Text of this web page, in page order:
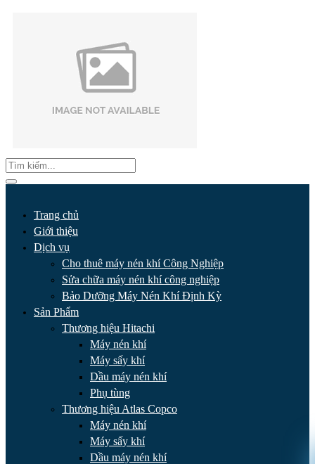
Trang chủ
Giới thiệu
Dịch vụ
Cho thuê máy nén khí Công Nghiệp
Sửa chữa máy nén khí công nghiệp
Bảo Dưỡng Máy Nén Khí Định Kỳ
Sản Phẩm
Thương hiệu Hitachi
Máy nén khí
Máy sấy khí
Dầu máy nén khí
Phụ tùng
Thương hiệu Atlas Copco
Máy nén khí
Máy sấy khí
Dầu máy nén khí